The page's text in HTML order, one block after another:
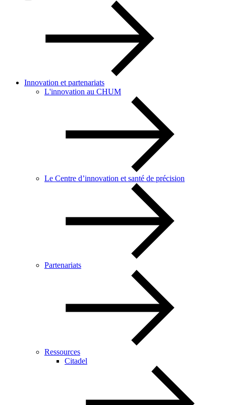
Innovation et partenariats
L'innovation au CHUM
Le Centre d’innovation et santé de précision
Partenariats
Ressources
Citadel